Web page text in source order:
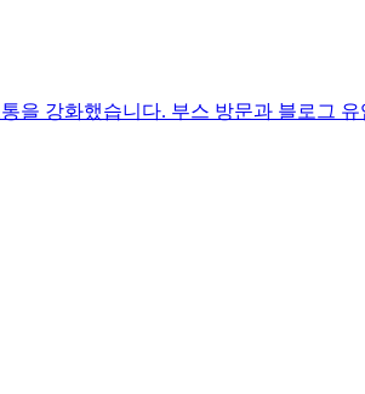
을 강화했습니다. 부스 방문과 블로그